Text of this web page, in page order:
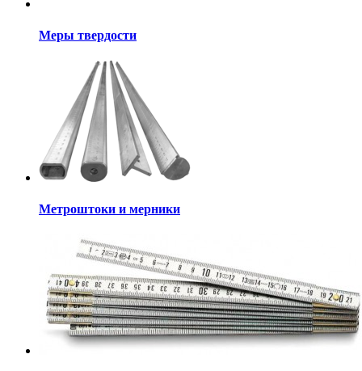
Меры твердости
Метроштоки и мерники